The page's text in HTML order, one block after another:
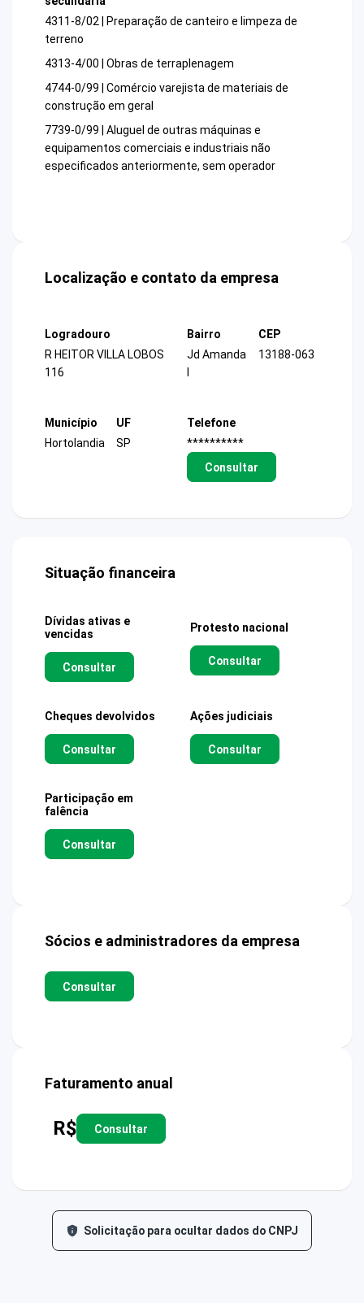
4311-8/02 | Preparação de canteiro e limpeza de
terreno
4313-4/00 | Obras de terraplenagem
4744-0/99 | Comércio varejista de materiais de
construção em geral
7739-0/99 | Aluguel de outras máquinas e
equipamentos comerciais e industriais não
especificados anteriormente, sem operador
Localização e contato da empresa
Logradouro
R HEITOR VILLA LOBOS
116
Bairro
Jd Amanda
CEP
13188-063
Município
Hortolandia
UF
SP
Telefone
**********
Consultar
Situação financeira
Dívidas ativas e
vencidas
Consultar
Protesto nacional
Consultar
Cheques devolvidos
Consultar
Ações judiciais
Consultar
Participação em
falência
Consultar
Sócios e administradores da empresa
Consultar
Faturamento anual
R$ Consultar
Solicitação para ocultar dados do CNPJ